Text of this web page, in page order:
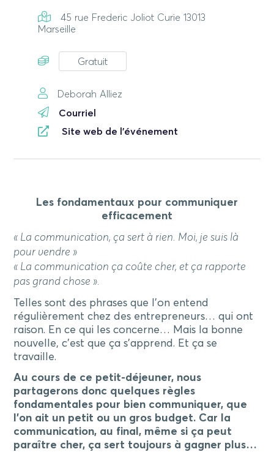
45 rue Frederic Joliot Curie 13013
Marseille
Gratuit
Deborah Alliez
Courriel
Site web de l'événement
Les fondamentaux pour communiquer
efficacement
« La communication, ça sert à rien. Moi, je suis là
pour vendre »
« La communication ça coûte cher, et ça rapporte
pas grand chose ».
Telles sont des phrases que l’on entend
régulièrement chez des entrepreneurs… qui ont
raison. En ce qui les concerne… Mais la bonne
nouvelle, c’est que ça s’apprend. Et ça se
travaille.
Au cours de ce petit-déjeuner, nous
partagerons donc quelques règles
fondamentales pour bien communiquer, que
l’on ait un petit ou un gros budget. Car la
communication, au final, même si ça peut
paraître cher, ça sert toujours à gagner plus…